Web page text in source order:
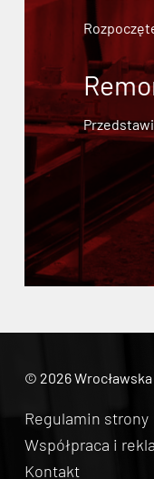
© 2026
Regulamin strony
Współpraca i
Kontakt